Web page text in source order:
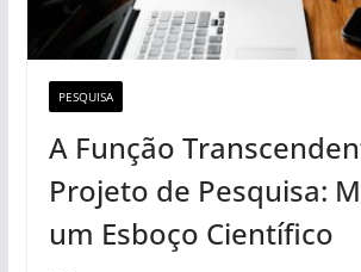
PESQUISA
A Função
Projeto de Pesquisa:
um Esboço Científico